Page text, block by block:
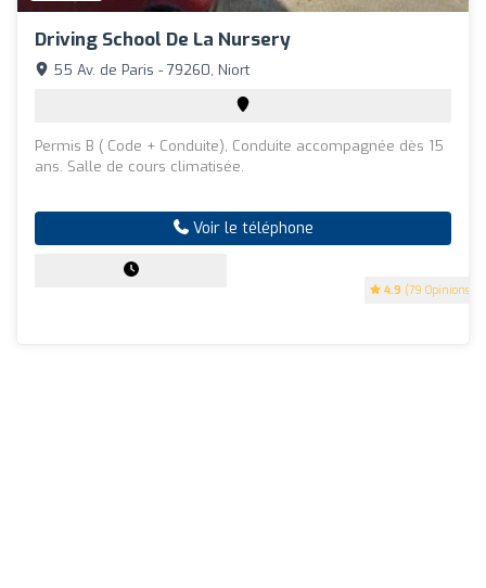
Driving School De La Nursery
4.9 (79 Opinions)
55 Av. de Paris - 79260, Niort
Permis B ( Code + Conduite), Conduite accompagnée dès 15
ans. Salle de cours climatisée.
Voir le téléphone